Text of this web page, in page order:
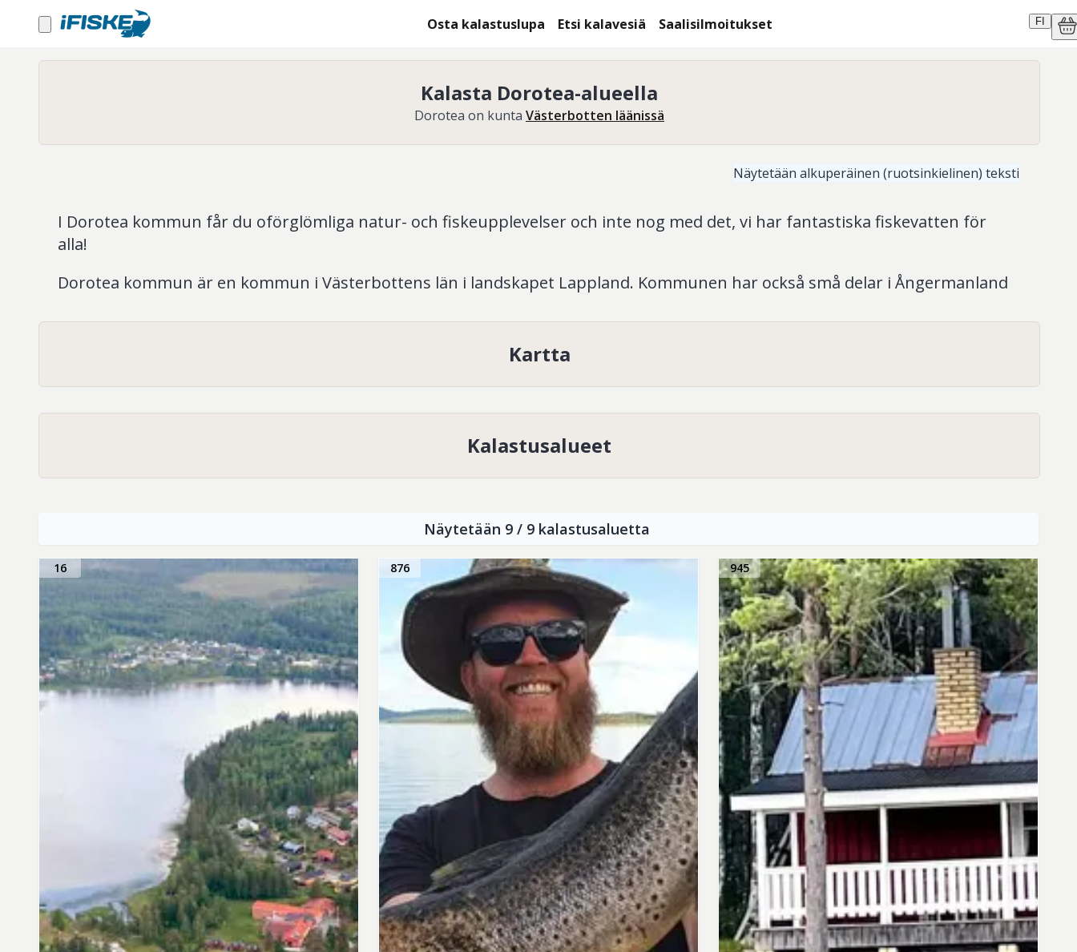
Osta kalastuslupa Etsi kalavesiä Saalisilmoitukset FI
Kalasta Dorotea-alueella
Dorotea on kunta Västerbotten läänissä
Näytetään alkuperäinen (ruotsinkielinen) teksti
I Dorotea kommun får du oförglömliga natur- och fiskeupplevelser och inte nog med det, vi har fantastiska fiskevatten för
alla!
Dorotea kommun är en kommun i Västerbottens län i landskapet Lappland. Kommunen har också små delar i Ångermanland
sydligaste i Västerbotten kallas kommunen ibland för Lapplands sydport.
Dorotea ingår i ett samarbete tillsammans med Vilhelmina och Åsele med mål att främja fisketurismen. Man är även mycket
aktiv när det gäller att driva projekt för att främja fisket.
Kartta
Kalastusalueet
Näytetään 9 / 9 kalastusaluetta
16 876 945